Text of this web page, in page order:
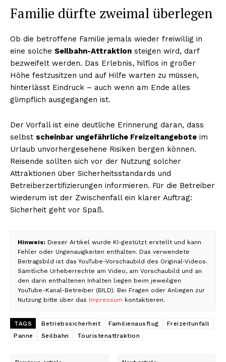
Familie dürfte zweimal überlegen
Ob die betroffene Familie jemals wieder freiwillig in
eine solche Seilbahn-Attraktion steigen wird, darf
bezweifelt werden. Das Erlebnis, hilflos in großer
Höhe festzusitzen und auf Hilfe warten zu müssen,
hinterlässt Eindruck – auch wenn am Ende alles
glimpflich ausgegangen ist.
Der Vorfall ist eine deutliche Erinnerung daran, dass
selbst scheinbar ungefährliche Freizeitangebote im
Urlaub unvorhergesehene Risiken bergen können.
Reisende sollten sich vor der Nutzung solcher
Attraktionen über Sicherheitsstandards und
Betreiberzertifizierungen informieren. Für die Betreiber
wiederum ist der Zwischenfall ein klarer Auftrag:
Sicherheit geht vor Spaß.
Hinweis: Dieser Artikel wurde KI-gestützt erstellt und kann
Fehler oder Ungenauigkeiten enthalten. Das verwendete
Beitragsbild ist das YouTube-Vorschaubild des Original-Videos.
Sämtliche Urheberrechte am Video, am Vorschaubild und an
den darin enthaltenen Inhalten liegen beim jeweiligen
YouTube-Kanal-Betreiber (BILD). Bei Fragen oder Anliegen zur
Nutzung bitte über das Impressum kontaktieren.
TAGS Betriebssicherheit Familienausflug
Freizeitunfall
Panne
Seilbahn Touristenattraktion